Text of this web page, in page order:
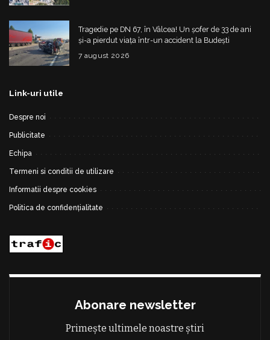
Tragedie pe DN 67, în Vâlcea! Un șofer de 33 de ani
și-a pierdut viața într-un accident la Budești
7 august 2026
Link-uri utile
Despre noi
Publicitate
Echipa
Termeni si conditii de utilizare
Informatii despre cookies
Politica de confidențialitate
Abonare newsletter
Primește ultimele noastre știri